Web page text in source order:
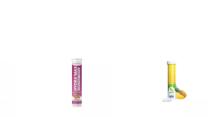
développées par des
Co ou Nutergia. Vous y